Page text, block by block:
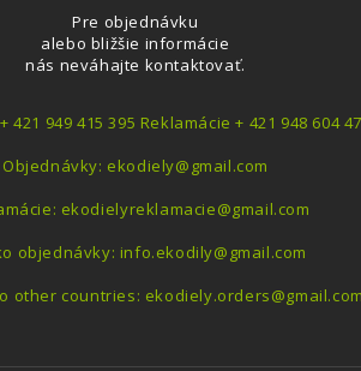
Pre objednávku
alebo bližšie informácie
nás neváhajte kontaktovať.
421 949 415 395 Reklamácie + 421 948 604
Objednávky: ekodiely@gmail.com
ekodielyreklamacie@gmail.com
objednávky: info.ekodily@gmail.com
other countries: